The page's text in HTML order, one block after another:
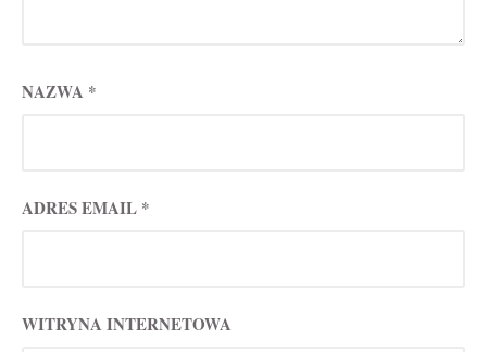
NAZWA *
ADRES EMAIL *
WITRYNA INTERNETOWA